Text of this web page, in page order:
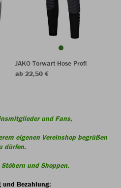
JAKO Torwart-Hose Profi
ab 22,50 €
und Fans,
eigenen Vereinshop begrüßen
dürfen.
und Shoppen.
und Bezahlung: